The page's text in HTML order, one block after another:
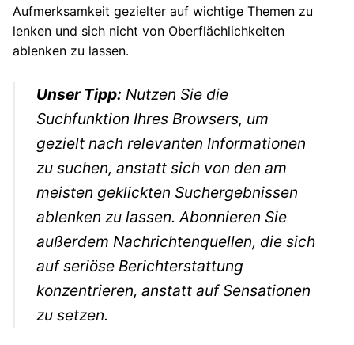
Aufmerksamkeit gezielter auf wichtige Themen zu
lenken und sich nicht von Oberflächlichkeiten
ablenken zu lassen.
Unser Tipp: Nutzen Sie die
Suchfunktion Ihres Browsers, um
gezielt nach relevanten Informationen
zu suchen, anstatt sich von den am
meisten geklickten Suchergebnissen
ablenken zu lassen. Abonnieren Sie
außerdem Nachrichtenquellen, die sich
auf seriöse Berichterstattung
konzentrieren, anstatt auf Sensationen
zu setzen.